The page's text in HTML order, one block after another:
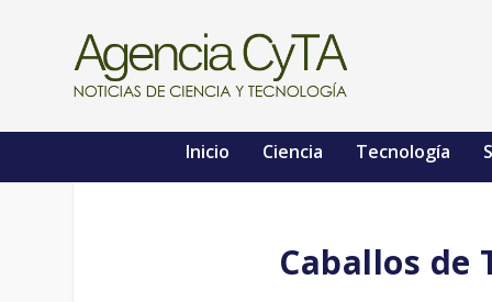
Inicio Ciencia Tecnología
Caballos de